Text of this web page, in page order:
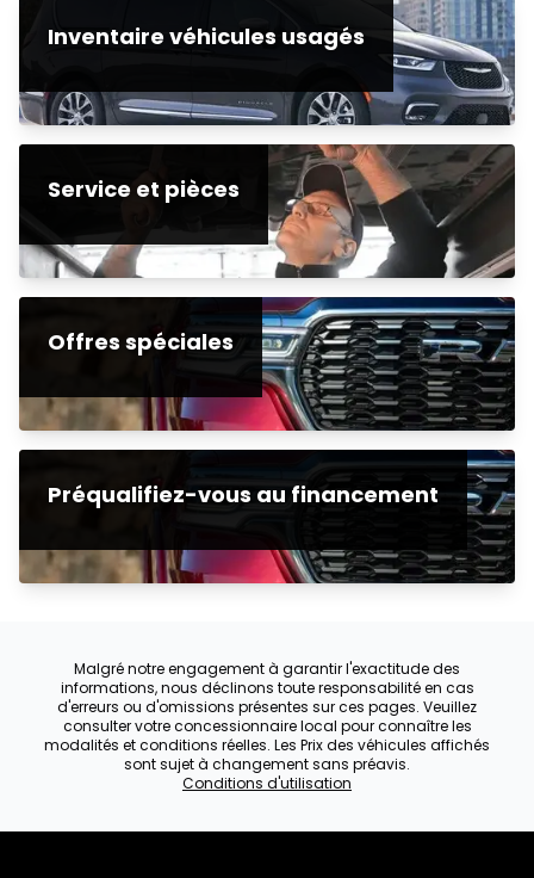
Inventaire véhicules usagés
Service et pièces
Offres spéciales
Préqualifiez-vous au financement
Malgré notre engagement à garantir l'exactitude des
informations, nous déclinons toute responsabilité en cas
d'erreurs ou d'omissions présentes sur ces pages. Veuillez
consulter votre concessionnaire local pour connaître les
modalités et conditions réelles. Les Prix des véhicules affichés
sont sujet à changement sans préavis.
Conditions d'utilisation